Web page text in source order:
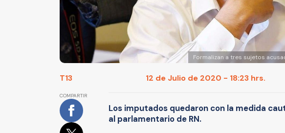
Formalizan a tres sujetos
T13 12 de Julio de 2020 - 18:23 hrs.
COMPARTIR
Los imputados quedaron con la medida
al parlamentario de RN.